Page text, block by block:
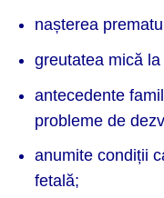
nașterea
greutatea mică
antecedente
probleme de
anumite condiții
fetală;